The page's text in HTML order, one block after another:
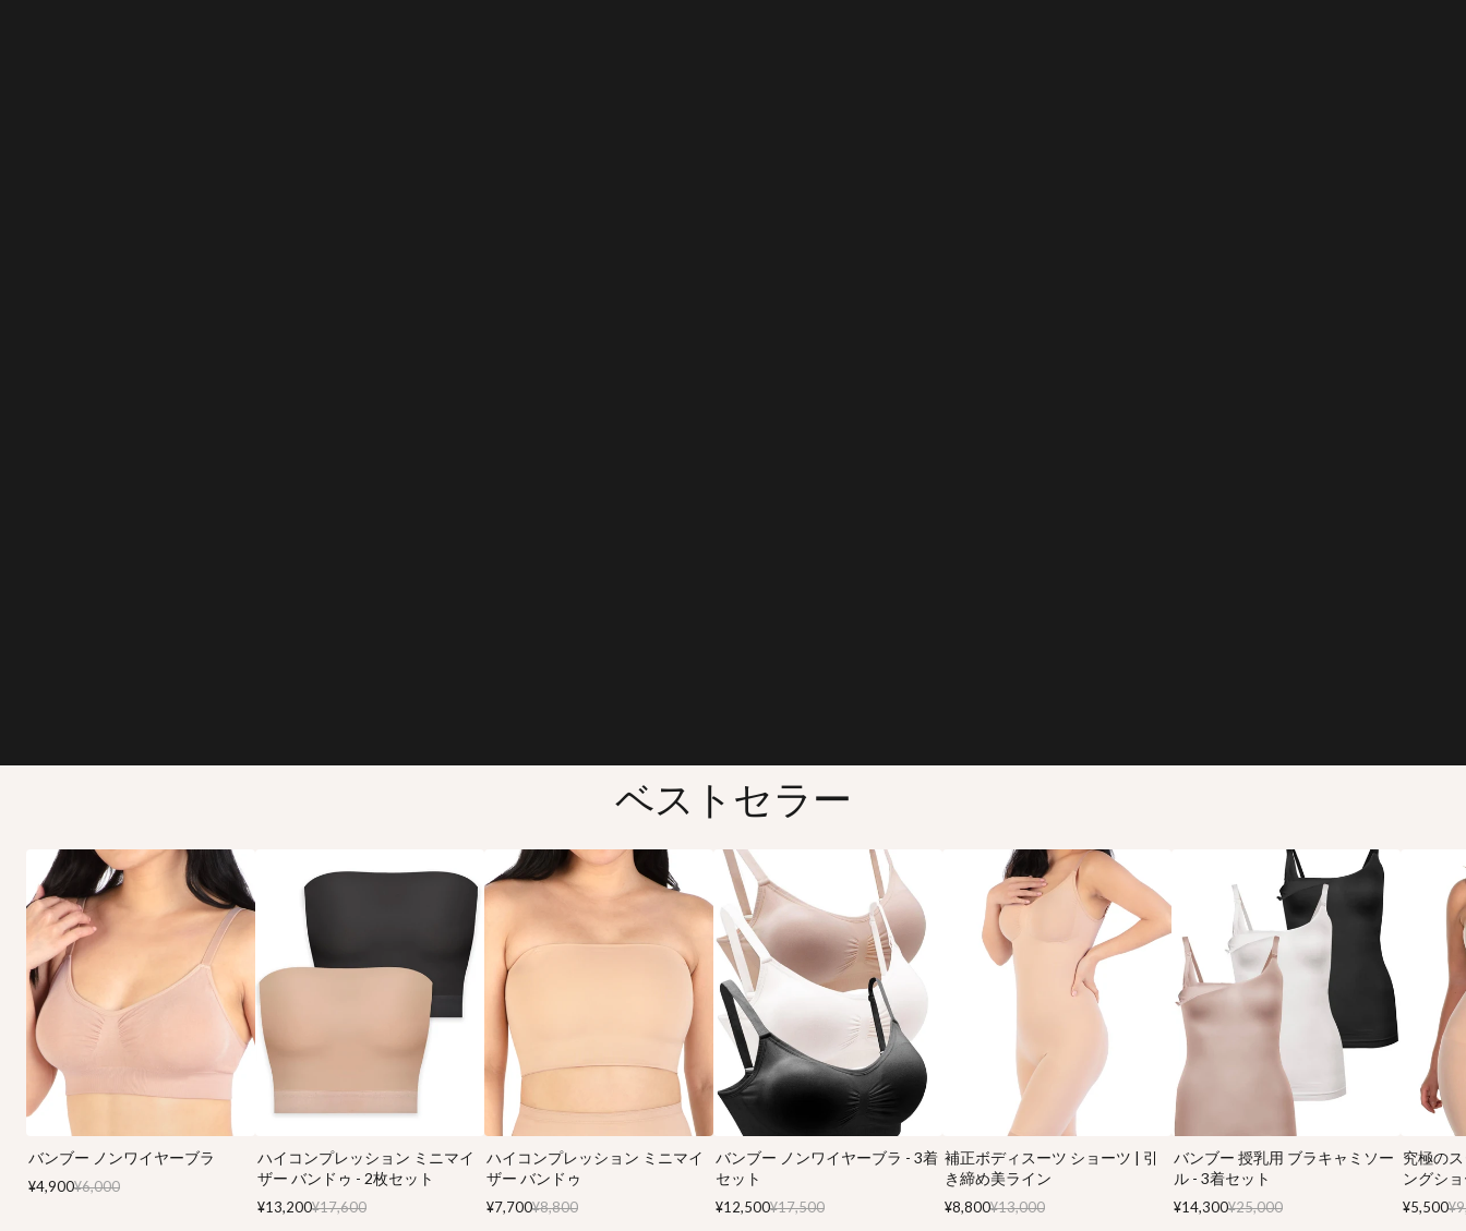
ベストセラー
バンブー ノンワイヤーブラ
¥4,900¥6,000
ハイコンプレッション ミニマイ
ザー バンドゥ - 2枚セット
¥13,200¥17,600
ハイコンプレッション ミニマイ
ザー バンドゥ
¥7,700¥8,800
バンブー ノンワイヤーブラ - 3着
セット
¥12,500¥17,500
補正ボディスーツ ショーツ | 引
き締め美ライン
¥8,800¥13,000
バンブー 授乳用 ブラキャミソー
ル - 3着セット
¥14,300¥25,000
究極の
ングシ
¥5,500